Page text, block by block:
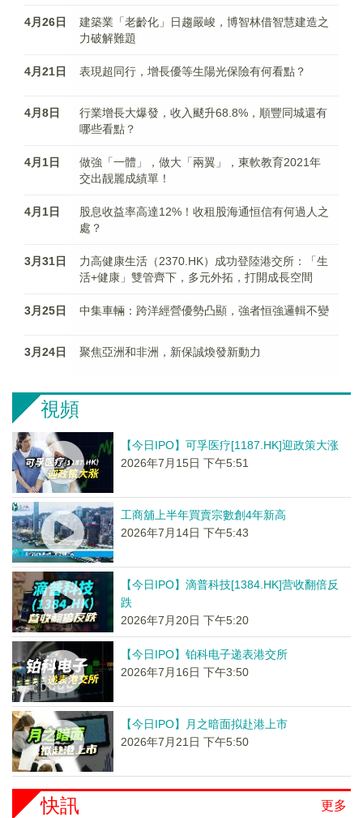
4月26日
建築業「老齡化」日趨嚴峻，博智林借智慧建造之
力破解難題
4月21日 表現超同行，增長優等生陽光保險有何看點？
4月8日
行業增長大爆發，收入颷升68.8%，順豐同城還有
哪些看點？
4月1日
做強「一體」，做大「兩翼」，東軟教育2021年
交出靓麗成績單！
4月1日
股息收益率高達12%！收租股海通恒信有何過人之
處？
3月31日
力高健康生活（2370.HK）成功登陸港交所：「生
活+健康」雙管齊下，多元外拓，打開成長空間
3月25日 中集車輛：跨洋經營優勢凸顯，強者恒強邏輯不變
3月24日 聚焦亞洲和非洲，新保誠煥發新動力
視頻
【今日IPO】可孚医疗[1187.HK]迎政策大涨
2026年7月15日 下午5:51
工商舖上半年買賣宗數創4年新高
2026年7月14日 下午5:43
【今日IPO】滴普科技[1384.HK]营收翻倍反
跌
2026年7月20日 下午5:20
【今日IPO】铂科电子递表港交所
2026年7月16日 下午3:50
【今日IPO】月之暗面拟赴港上市
2026年7月21日 下午5:50
更多
快訊